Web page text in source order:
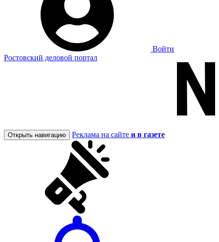
Войти
Ростовский деловой портал
Открыть навигацию Реклама на сайте и в газете